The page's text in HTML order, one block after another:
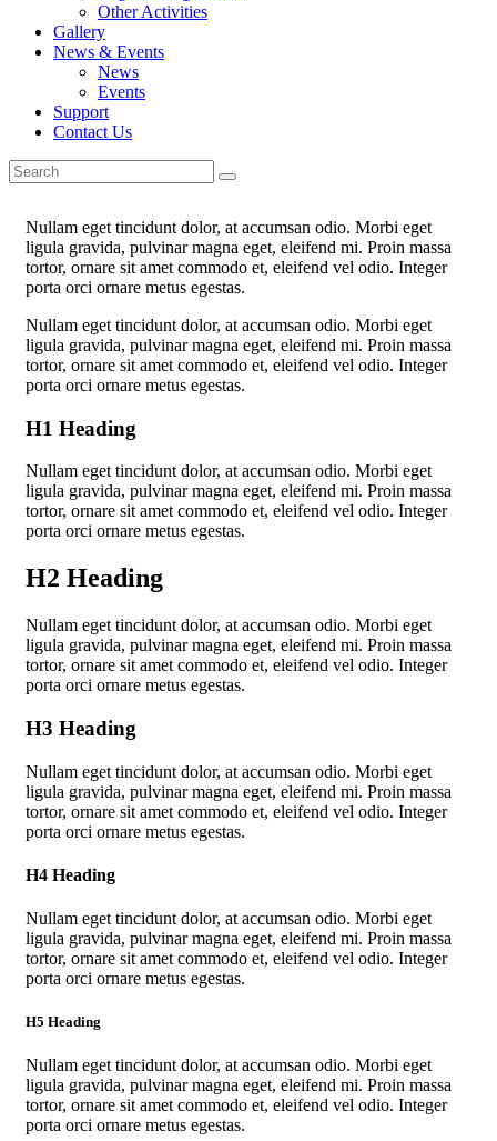
Other Activities
Gallery
News & Events
News
Events
Support
Contact Us
Nullam eget tincidunt dolor, at accumsan odio. Morbi eget
ligula gravida, pulvinar magna eget, eleifend mi. Proin massa
tortor, ornare sit amet commodo et, eleifend vel odio. Integer
porta orci ornare metus egestas.
Nullam eget tincidunt dolor, at accumsan odio. Morbi eget
ligula gravida, pulvinar magna eget, eleifend mi. Proin massa
tortor, ornare sit amet commodo et, eleifend vel odio. Integer
porta orci ornare metus egestas.
H1 Heading
Nullam eget tincidunt dolor, at accumsan odio. Morbi eget
ligula gravida, pulvinar magna eget, eleifend mi. Proin massa
tortor, ornare sit amet commodo et, eleifend vel odio. Integer
porta orci ornare metus egestas.
H2 Heading
Nullam eget tincidunt dolor, at accumsan odio. Morbi eget
ligula gravida, pulvinar magna eget, eleifend mi. Proin massa
tortor, ornare sit amet commodo et, eleifend vel odio. Integer
porta orci ornare metus egestas.
H3 Heading
Nullam eget tincidunt dolor, at accumsan odio. Morbi eget
ligula gravida, pulvinar magna eget, eleifend mi. Proin massa
tortor, ornare sit amet commodo et, eleifend vel odio. Integer
porta orci ornare metus egestas.
H4 Heading
Nullam eget tincidunt dolor, at accumsan odio. Morbi eget
ligula gravida, pulvinar magna eget, eleifend mi. Proin massa
tortor, ornare sit amet commodo et, eleifend vel odio. Integer
porta orci ornare metus egestas.
H5 Heading
Nullam eget tincidunt dolor, at accumsan odio. Morbi eget
ligula gravida, pulvinar magna eget, eleifend mi. Proin massa
tortor, ornare sit amet commodo et, eleifend vel odio. Integer
porta orci ornare metus egestas.